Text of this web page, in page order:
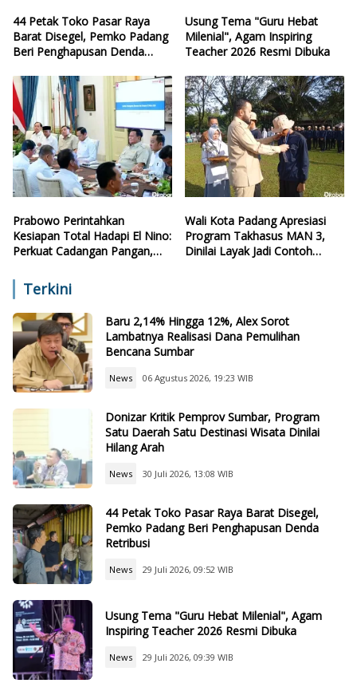
44 Petak Toko Pasar Raya
Barat Disegel, Pemko Padang
Beri Penghapusan Denda
Usung Tema "Guru Hebat
Milenial", Agam Inspiring
Teacher 2026 Resmi Dibuka
Prabowo Perintahkan
Kesiapan Total Hadapi El Nino:
Perkuat Cadangan Pangan,
Wali Kota Padang Apresiasi
Program Takhasus MAN 3,
Dinilai Layak Jadi Contoh
Terkini
Baru 2,14% Hingga 12%, Alex Sorot
Lambatnya Realisasi Dana Pemulihan
Bencana Sumbar
News 06 Agustus 2026, 19:23 WIB
Donizar Kritik Pemprov Sumbar, Program
Satu Daerah Satu Destinasi Wisata Dinilai
Hilang Arah
News 30 Juli 2026, 13:08 WIB
44 Petak Toko Pasar Raya Barat Disegel,
Pemko Padang Beri Penghapusan Denda
Retribusi
News 29 Juli 2026, 09:52 WIB
Usung Tema "Guru Hebat Milenial", Agam
Inspiring Teacher 2026 Resmi Dibuka
News 29 Juli 2026, 09:39 WIB